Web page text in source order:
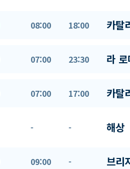
08:00 18:00 카탈
07:00 23:30 라
07:00 17:00 카탈
- - 해상
09:00 - 브리